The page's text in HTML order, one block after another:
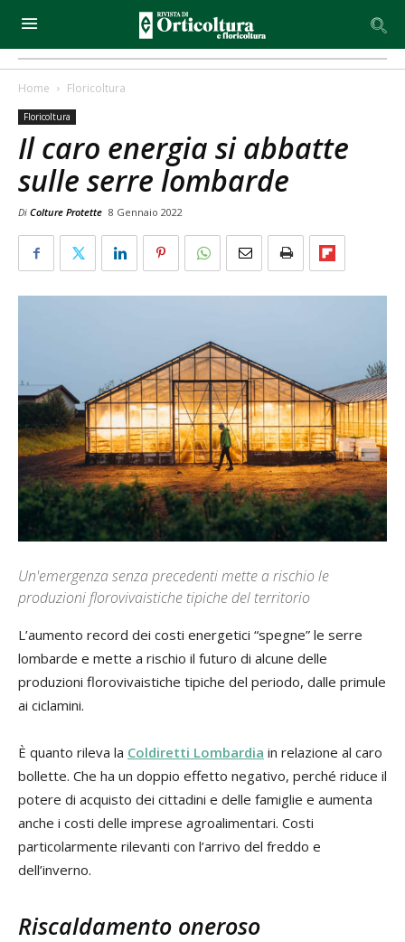
Home Floricoltura
Floricoltura
Il caro energia si abbatte
sulle serre lombarde
Di Colture Protette 8 Gennaio 2022
Un'emergenza senza precedenti mette a rischio le
produzioni florovivaistiche tipiche del territorio
L’aumento record dei costi energetici “spegne” le serre
lombarde e mette a rischio il futuro di alcune delle
produzioni florovivaistiche tipiche del periodo, dalle primule
ai ciclamini.
È quanto rileva la Coldiretti Lombardia in relazione al caro
bollette. Che ha un doppio effetto negativo, perché riduce il
potere di acquisto dei cittadini e delle famiglie e aumenta
anche i costi delle imprese agroalimentari. Costi
particolarmente rilevanti con l’arrivo del freddo e
dell’inverno.
Riscaldamento oneroso